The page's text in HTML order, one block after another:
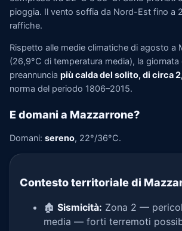
pioggia. Il vento soffia da Nord-Est fino a
raffiche.
Rispetto alle medie climatiche di agosto a
(26,9°C di temperatura media), la
preannuncia più calda del solito, di circa
norma del periodo 1806–2015.
E domani a Mazzarrone?
Domani: sereno, 22°/36°C.
Contesto territoriale di
🏚️ Sismicità: Zona 2 —
media — forti terremoti